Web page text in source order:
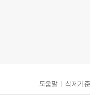
도움말 삭제기준